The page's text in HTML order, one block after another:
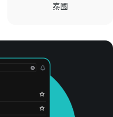
泰國